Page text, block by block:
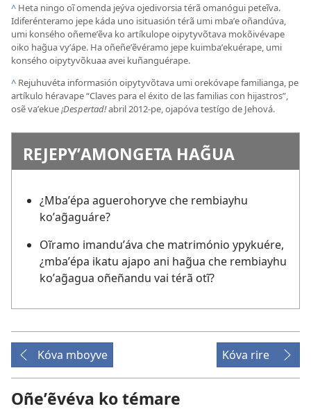
^ Heta ningo oĩ omenda jeýva ojedivorsia térã omanógui peteĩva.
Idiferénteramo jepe káda uno isituasión térã umi mbaʼe oñandúva,
umi konsého oñemeʼẽva ko artíkulope oipytyvõtava mokõivévape
oiko hag̃ua vyʼápe. Ha oñeñeʼẽvéramo jepe kuimbaʼekuérape, umi
konsého oipytyvõkuaa avei kuñanguérape.
^ Rejuhuvéta informasión oipytyvõtava umi orekóvape familianga, pe
artíkulo héravape “Claves para el éxito de las familias con hijastros”,
osẽ vaʼekue¡Despertad!abril 2012-pe, ojapóva testígo de Jehová.
REJEPYʼAMONGETA HAG̃UA
¿Mbaʼépa aguerohoryve che rembiayhu
koʼag̃aguáre?
Oĩramo imanduʼáva che matrimónio ypykuére,
¿mbaʼépa ikatu ajapo ani hag̃ua che rembiayhu
koʼag̃agua oñeñandu vai térã otĩ?
Kóva mboyve Kóva rire
Oñeʼẽvéva ko témare